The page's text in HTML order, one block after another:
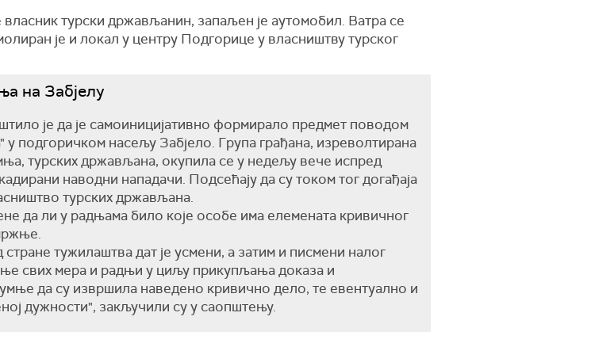
турски држављанин, запаљен је аутомобил. Ватра се
је и локал у центру Подгорице у власништву турског
на Забјелу
је да је самоиницијативно формирало предмет поводом
у подгоричком насељу Забјело. Група грађана, изреволтирана
турских држављана, окупила се у недељу вече испред
наводни нападачи. Подсећају да су током тог догађаја
турских држављана.
да ли у радњама било које особе има елемената кривичног
тужилаштва дат је усмени, а затим и писмени налог
свих мера и радњи у циљу прикупљања доказа и
да су извршила наведено кривично дело, те евентуално и
дужности", закључили су у саопштењу.